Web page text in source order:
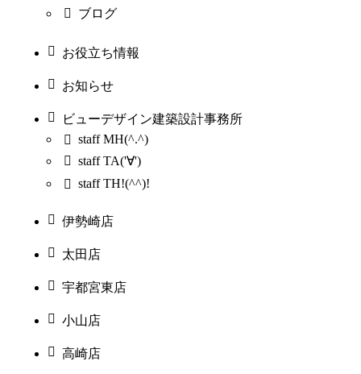
ブログ
お役立ち情報
お知らせ
ビューデザイン建築設計事務所
staff MH(^.^)
staff TA('∀')
staff TH!(^^)!
伊勢崎店
太田店
宇都宮東店
小山店
高崎店